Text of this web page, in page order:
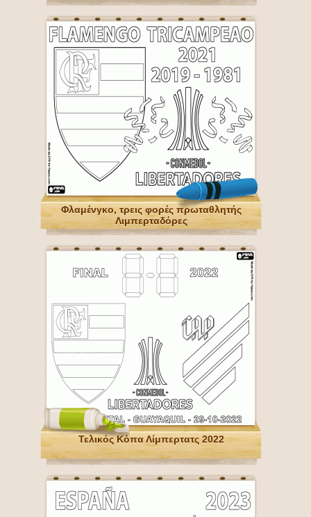
Φλαμένγκο, τρεις φορές πρωταθλητής
Λιμπερταδόρες
Τελικός Κόπα Λίμπερτατς 2022